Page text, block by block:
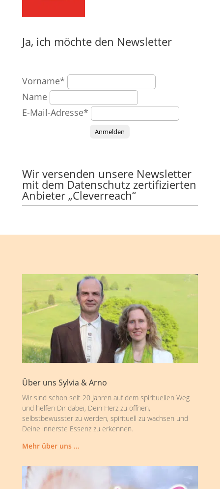
Ja, ich möchte den Newsletter
Vorname*
Name
E-Mail-Adresse*
Anmelden
Wir versenden unsere Newsletter
mit dem Datenschutz zertifizierten
Anbieter „Cleverreach“
Über uns Sylvia & Arno
Wir sind schon seit 20 Jahren auf dem spirituellen Weg
und helfen Dir dabei, Dein Herz zu öffnen,
selbstbewusster zu werden, spirituell zu wachsen und
Deine innerste Essenz zu erkennen.
Mehr über uns …